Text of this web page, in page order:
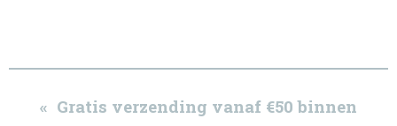
« Gratis verzending vanaf €50 binnen